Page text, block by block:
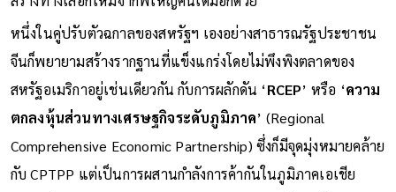
หนึ่งในคู่ปรับตัวฉกาลของสหรัฐฯ เองอย่างสาธารณรัฐประชาชน
จีนก็พยายามสร้างรากฐานที่แข็งแกร่งโดยไม่พึงพิงตลาดของ
สหรัฐอเมริกาอยู่เช่นเดียวกัน กับการผลักดัน ‘RCEP’ หรือ ‘ความ
ตกลงหุ้นส่วนทางเศรษฐกิจระดับภูมิภาค’ (Regional
Comprehensive Economic Partnership) ซึ่งก็มีจุดมุ่งหมายคล้าย
กับ CPTPP แต่เป็นการผสานกำลังการค้ากันในภูมิภาคเอเชีย